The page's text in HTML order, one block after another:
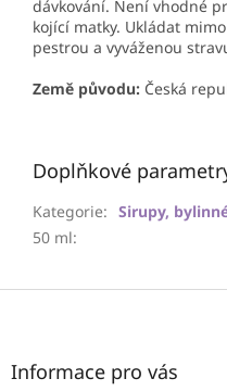
dávkování. Není vhodné
kojící matky. Ukládat
pestrou a vyváženou
Země původu: Česká
Doplňkové
Kategorie: Sirupy,
50 ml:
Z
Informace pro vás